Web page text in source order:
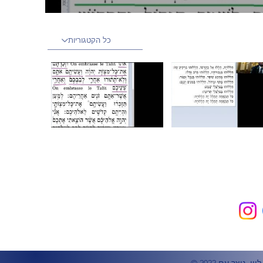
כל הקטגוריות